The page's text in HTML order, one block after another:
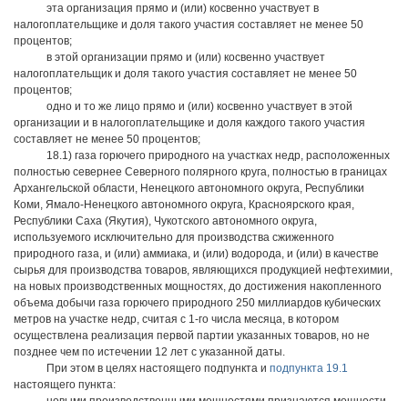
эта организация прямо и (или) косвенно участвует в
налогоплательщике и доля такого участия составляет не менее 50
процентов;
в этой организации прямо и (или) косвенно участвует
налогоплательщик и доля такого участия составляет не менее 50
процентов;
одно и то же лицо прямо и (или) косвенно участвует в этой
организации и в налогоплательщике и доля каждого такого участия
составляет не менее 50 процентов;
18.1) газа горючего природного на участках недр, расположенных
полностью севернее Северного полярного круга, полностью в границах
Архангельской области, Ненецкого автономного округа, Республики
Коми, Ямало-Ненецкого автономного округа, Красноярского края,
Республики Саха (Якутия), Чукотского автономного округа,
используемого исключительно для производства сжиженного
природного газа, и (или) аммиака, и (или) водорода, и (или) в качестве
сырья для производства товаров, являющихся продукцией нефтехимии,
на новых производственных мощностях, до достижения накопленного
объема добычи газа горючего природного 250 миллиардов кубических
метров на участке недр, считая с 1-го числа месяца, в котором
осуществлена реализация первой партии указанных товаров, но не
позднее чем по истечении 12 лет с указанной даты.
При этом в целях настоящего подпункта и подпункта 19.1
настоящего пункта: